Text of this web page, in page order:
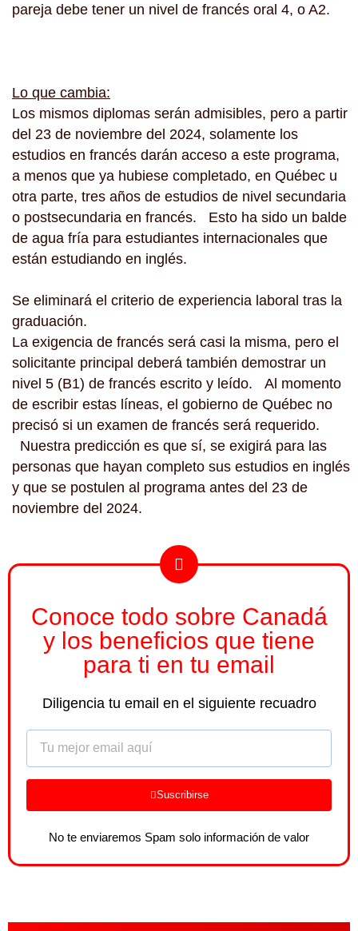
pareja debe tener un nivel de francés oral 4, o A2.
Lo que cambia:
Los mismos diplomas serán admisibles, pero a partir
del 23 de noviembre del 2024, solamente los
estudios en francés darán acceso a este programa,
a menos que ya hubiese completado, en Québec u
otra parte, tres años de estudios de nivel secundaria
o postsecundaria en francés. Esto ha sido un balde
de agua fría para estudiantes internacionales que
están estudiando en inglés.
Se eliminará el criterio de experiencia laboral tras la
graduación.
La exigencia de francés será casi la misma, pero el
solicitante principal deberá también demostrar un
nivel 5 (B1) de francés escrito y leído. Al momento
de escribir estas líneas, el gobierno de Québec no
precisó si un examen de francés será requerido.
Nuestra predicción es que sí, se exigirá para las
personas que hayan completo sus estudios en inglés
y que se postulen al programa antes del 23 de
noviembre del 2024.
Conoce todo sobre Canadá
y los beneficios que tiene
para ti en tu email
Diligencia tu email en el siguiente recuadro
Suscribirse
No te enviaremos Spam solo información de valor